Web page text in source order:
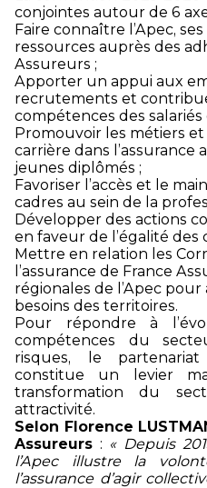
conjointes autour de 6
Faire connaître l’Apec,
ressources auprès des
Assureurs ;
Apporter un appui aux
recrutements et
compétences des
Promouvoir les métiers
carrière dans l’assurance
jeunes diplômés ;
Favoriser l’accès et le
cadres au sein de la
Développer des actions
en faveur de l’égalité des
Mettre en relation les
l’assurance de France
régionales de l’Apec
besoins des territoires.
Pour répondre à
compétences du
risques, le
constitue un levier
transformation du
attractivité.
Selon Florence
Assureurs : « Depuis
l’Apec illustre la
l’assurance d’agir